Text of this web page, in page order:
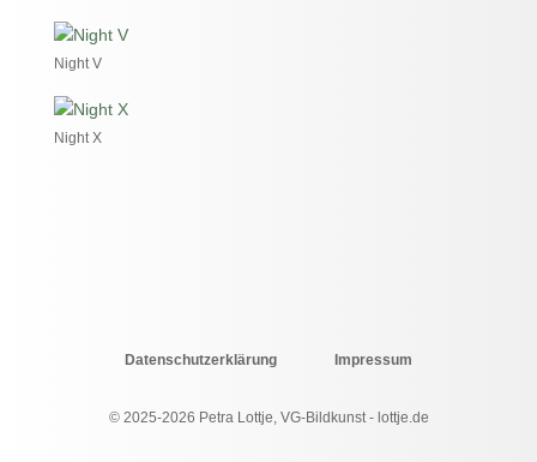
Night V
Night X
Datenschutzerklärung Impressum
© 2025-2026 Petra Lottje, VG-Bildkunst - lottje.de